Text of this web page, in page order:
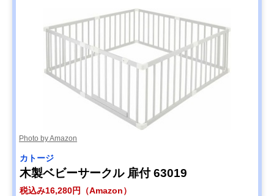
Photo by Amazon
カトージ
木製ベビーサークル 扉付 63019
税込み16,280円（Amazon）